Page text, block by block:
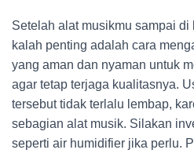
Setelah alat musikmu sampai
kalah penting adalah cara
yang aman dan nyaman untuk
agar tetap terjaga kualitasnya.
tersebut tidak terlalu lembap,
sebagian alat musik. Silakan
seperti air humidifier jika perlu.